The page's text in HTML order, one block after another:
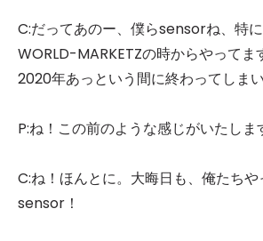
C:だってあのー、僕らsensorね、特
WORLD-MARKETZの時からやってま
2020年あっという間に終わってしまい
P:ね！この前のような感じがいたしま
C:ね！ほんとに。大晦日も、俺たちや
sensor！